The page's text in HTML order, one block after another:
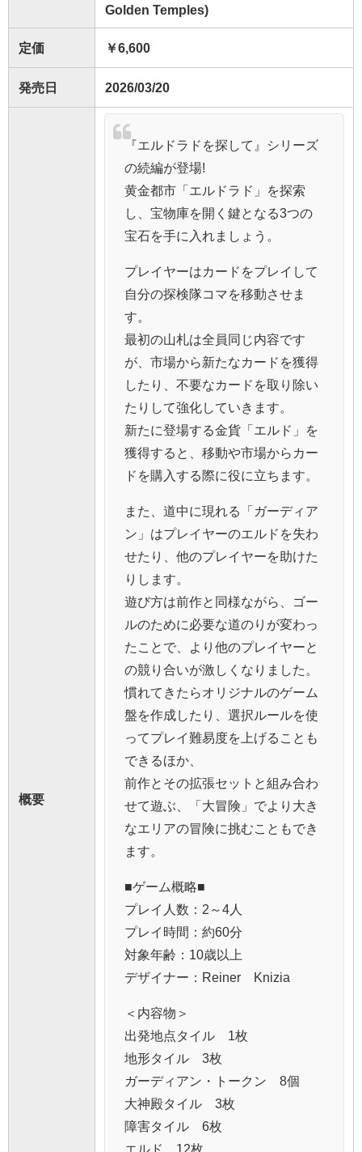
Golden Temples)
定価 ￥6,600
発売日 2026/03/20
概要
『エルドラドを探して』シリーズ
の続編が登場!
黄金都市「エルドラド」を探索
し、宝物庫を開く鍵となる3つの
宝石を手に入れましょう。
プレイヤーはカードをプレイして
自分の探検隊コマを移動させま
す。
最初の山札は全員同じ内容です
が、市場から新たなカードを獲得
したり、不要なカードを取り除い
たりして強化していきます。
新たに登場する金貨「エルド」を
獲得すると、移動や市場からカー
ドを購入する際に役に立ちます。
また、道中に現れる「ガーディア
ン」はプレイヤーのエルドを失わ
せたり、他のプレイヤーを助けた
りします。
遊び方は前作と同様ながら、ゴー
ルのために必要な道のりが変わっ
たことで、より他のプレイヤーと
の競り合いが激しくなりました。
慣れてきたらオリジナルのゲーム
盤を作成したり、選択ルールを使
ってプレイ難易度を上げることも
できるほか、
前作とその拡張セットと組み合わ
せて遊ぶ、「大冒険」でより大き
なエリアの冒険に挑むこともでき
ます。
■ゲーム概略■
プレイ人数：2～4人
プレイ時間：約60分
対象年齢：10歳以上
デザイナー：Reiner Knizia
＜内容物＞
出発地点タイル 1枚
地形タイル 3枚
ガーディアン・トークン 8個
大神殿タイル 3枚
障害タイル 6枚
エルド 12枚